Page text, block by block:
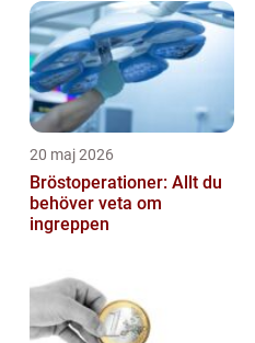
20 maj 2026
Bröstoperationer: Allt du
behöver veta om
ingreppen